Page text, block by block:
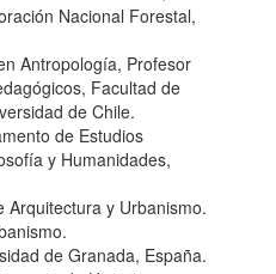
Nacional Forestal,
Antropología, Profesor
Facultad de
de Chile.
de Estudios
y Humanidades,
Arquitectura y Urbanismo.
de Granada, España.